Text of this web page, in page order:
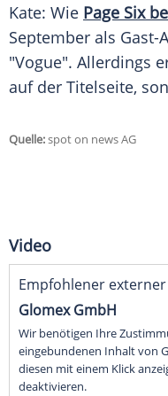
Kate: Wie Page Six
September als
"Vogue". Allerdings
auf der Titelseite,
Quelle:spot on news AG
Video
Empfohlener
Glomex GmbH
Wir benötigen Ihre
eingebundenen Inhalt von
diesen mit einem Klick
deaktivieren.